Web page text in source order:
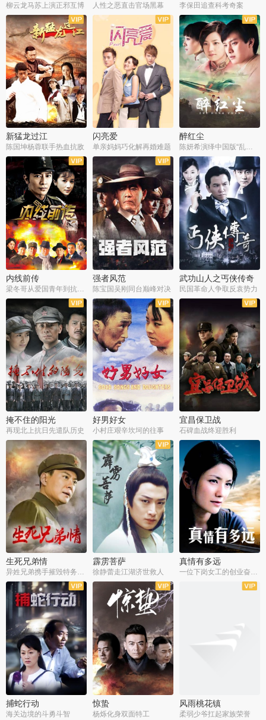
柳云龙马苏上演正邪互博 人性之恶直击官场黑幕
李保田追查科考奇案
全36集
新猛龙过江
陈国坤杨蓉联手热血抗敌
全37集
闪亮爱
单亲妈妈巧化解再婚难题
全30集
醉红尘
陈妍希演绎中国版“乱世佳人”
全30集
内线前传
全30集
强者风范
陈宝国吴刚同台巅峰对决
全30集
武功山人之丐侠传奇
民国革命人争取反袁势力
全38集
掩不住的阳光
再现北上抗日先遣队历史
全9集
好男好女
小村庄艰辛坎坷的往事
全35集
宜昌保卫战
石碑血战终迎胜利
全37集
生死兄弟情
异姓兄弟携手摧毁特务阴谋
全40集
霹雳菩萨
徐静蕾走江湖济世救人
全25集
真情有多远
一位下岗女工的创业奋斗史
全22集
捕蛇行动
海关边境的斗勇斗智
全39集
惊蛰
杨烁化身双面特工
风雨桃花镇
柔弱少爷扛起家族荣誉